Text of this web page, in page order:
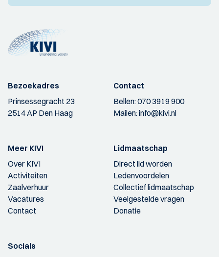
Bezoekadres
Prinsessegracht 23
2514 AP Den Haag
Contact
Bellen:070 3919 900
Mailen:info@kivi.nl
Meer KIVI
Over KIVI
Activiteiten
Zaalverhuur
Vacatures
Contact
Lidmaatschap
Direct lid worden
Ledenvoordelen
Collectief lidmaatschap
Veelgestelde vragen
Donatie
Socials